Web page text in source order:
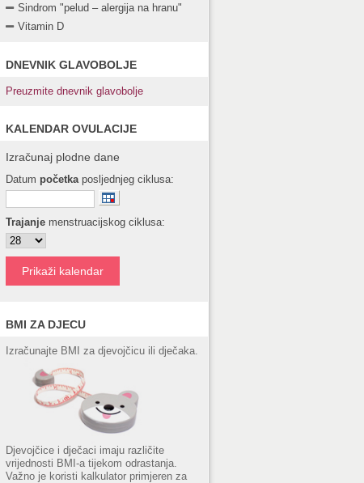
Sindrom "pelud – alergija na hranu"
Vitamin D
DNEVNIK GLAVOBOLJE
Preuzmite dnevnik glavobolje
KALENDAR OVULACIJE
Izračunaj plodne dane
Datum početkaposljednjeg ciklusa:
Trajanje menstruacijskog ciklusa:
BMI ZA DJECU
Izračunajte BMI za djevojčicu ili dječaka.
Djevojčice i dječaci imaju različite
vrijednosti BMI-a tijekom odrastanja.
Važno je koristi kalkulator primjeren za